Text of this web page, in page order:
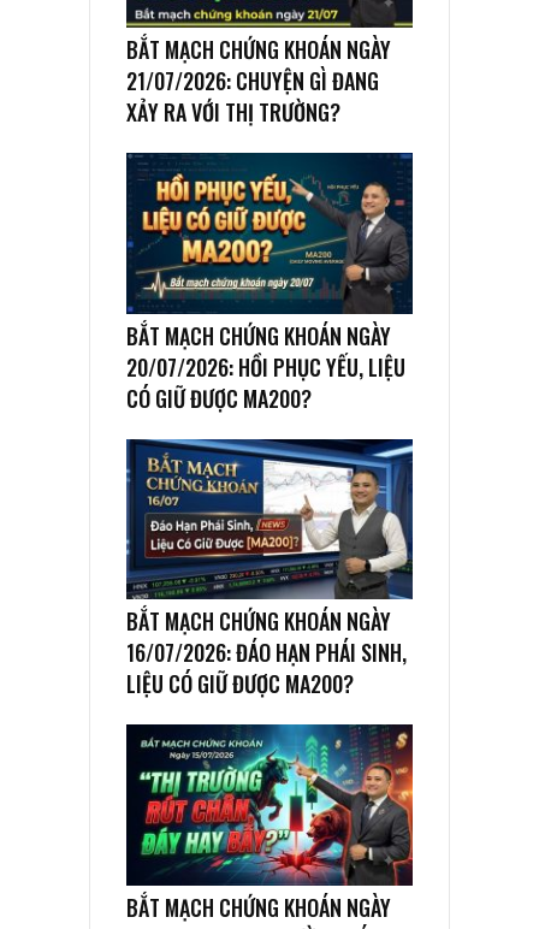
BẮT MẠCH CHỨNG KHOÁN NGÀY
21/07/2026: CHUYỆN GÌ ĐANG
XẢY RA VỚI THỊ TRƯỜNG?
BẮT MẠCH CHỨNG KHOÁN NGÀY
20/07/2026: HỒI PHỤC YẾU, LIỆU
CÓ GIỮ ĐƯỢC MA200?
BẮT MẠCH CHỨNG KHOÁN NGÀY
16/07/2026: ĐÁO HẠN PHÁI SINH,
LIỆU CÓ GIỮ ĐƯỢC MA200?
BẮT MẠCH CHỨNG KHOÁN NGÀY